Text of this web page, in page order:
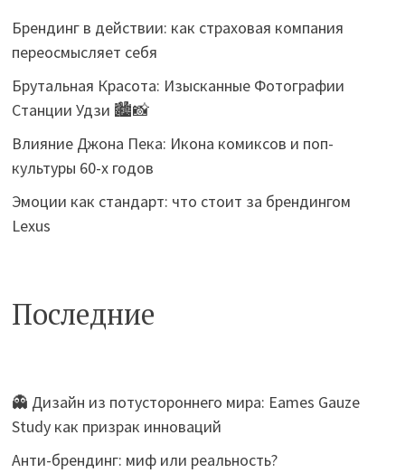
Брендинг в действии: как страховая компания
переосмысляет себя
Брутальная Красота: Изысканные Фотографии
Станции Удзи 🏙️📸
Влияние Джона Пека: Икона комиксов и поп-
культуры 60-х годов
Эмоции как стандарт: что стоит за брендингом
Lexus
Последние
👻 Дизайн из потустороннего мира: Eames Gauze
Study как призрак инноваций
Анти-брендинг: миф или реальность?